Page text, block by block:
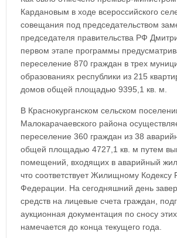
Кардановым в ходе всероссийского
совещания под председательством
председателя правительства РФ
первом этапе программы
переселение 870 граждан в трех
образованиях республики из 215
домов общей площадью 9395,1 кв. м.
В Краснокурганском сельском
Малокарачаевского района
переселение 360 граждан из 38
общей площадью 4727,1 кв. м путем
помещений, входящих в аварийный
что соответствует Жилищному Кодексу
Федерации. На сегодняшний день
средств на лицевые счета граждан,
аукционная документация по сносу
намечается до конца текущего года.